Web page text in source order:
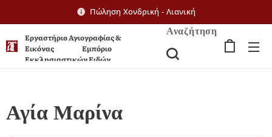
Πώληση Χονδρική - Λιανική
Εργαστήριο Αγιογραφίας &
Εικόνας Εμπόριο
Εκκλησιαστικών Ειδών
Αναζήτηση
Αγία Μαρίνα